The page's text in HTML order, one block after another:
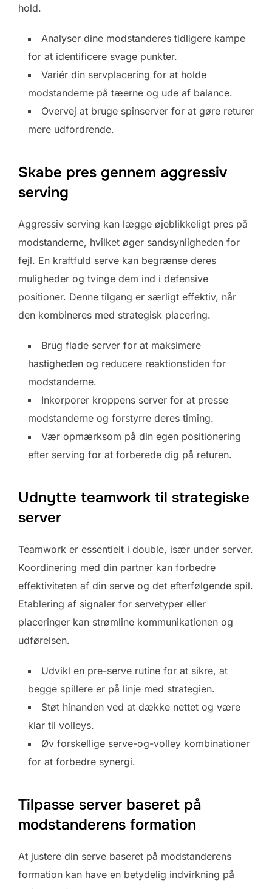
hold.
Analyser dine modstanderes tidligere kampe
for at identificere svage punkter.
Variér din servplacering for at holde
modstanderne på tæerne og ude af balance.
Overvej at bruge spinserver for at gøre returer
mere udfordrende.
Skabe pres gennem aggressiv
serving
Aggressiv serving kan lægge øjeblikkeligt pres på
modstanderne, hvilket øger sandsynligheden for
fejl. En kraftfuld serve kan begrænse deres
muligheder og tvinge dem ind i defensive
positioner. Denne tilgang er særligt effektiv, når
den kombineres med strategisk placering.
Brug flade server for at maksimere
hastigheden og reducere reaktionstiden for
modstanderne.
Inkorporer kroppens server for at presse
modstanderne og forstyrre deres timing.
Vær opmærksom på din egen positionering
efter serving for at forberede dig på returen.
Udnytte teamwork til strategiske
server
Teamwork er essentielt i double, især under server.
Koordinering med din partner kan forbedre
effektiviteten af din serve og det efterfølgende spil.
Etablering af signaler for servetyper eller
placeringer kan strømline kommunikationen og
udførelsen.
Udvikl en pre-serve rutine for at sikre, at
begge spillere er på linje med strategien.
Støt hinanden ved at dække nettet og være
klar til volleys.
Øv forskellige serve-og-volley kombinationer
for at forbedre synergi.
Tilpasse server baseret på
modstanderens formation
At justere din serve baseret på modstanderens
formation kan have en betydelig indvirkning på